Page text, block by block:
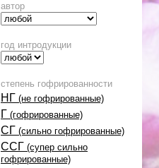
автор
год интродукции
степень гофрированности
НГ (не гофрированные)
Г (гофрированные)
СГ (сильно гофрированные)
ССГ (супер сильно
гофрированные)